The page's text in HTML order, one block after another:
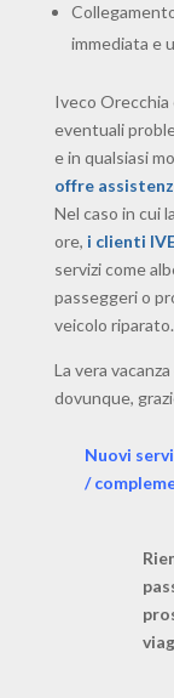
immediata e
Iveco
eventuali
e in qualsiasi
offre
Nel caso in cui
ore, i clienti
servizi come
passeggeri o
veicolo riparato.
La vera
dovunque,
Nuovi
/